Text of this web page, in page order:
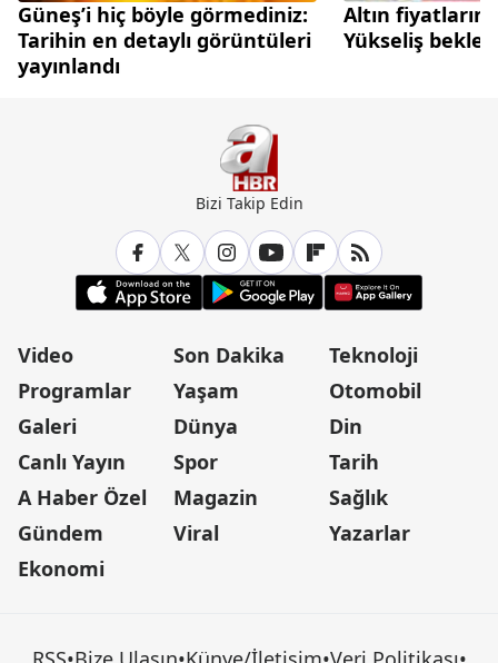
Güneş’i hiç böyle görmediniz:
Tarihin en detaylı görüntüleri
yayınlandı
Altın
Yükseliş
Bizi Takip Edin
Video
Programlar
Galeri
Canlı Yayın
A Haber Özel
Gündem
Ekonomi
Son Dakika
Yaşam
Dünya
Spor
Magazin
Viral
Teknoloji
Otomobil
Din
Tarih
Sağlık
Yazarlar